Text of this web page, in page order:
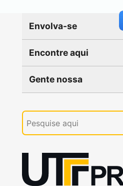
Envolva-se
Encontre aqui
Gente nossa